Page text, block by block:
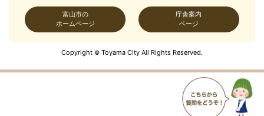
富山市の
ホームページ
庁舎案内
ページ
Copyright © Toyama City All Rights Reserved.